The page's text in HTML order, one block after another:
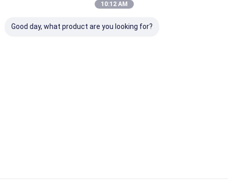
10:12 AM
Good day, what product are you looking for?